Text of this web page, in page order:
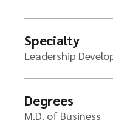
Specialty
Leadership
Degrees
M.D. of Business